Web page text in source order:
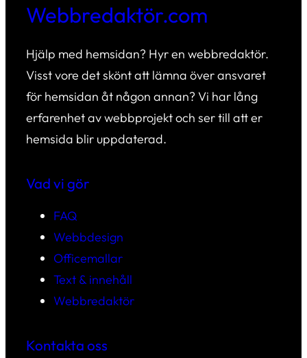
Webbredaktör.com
Hjälp med hemsidan? Hyr en webbredaktör.
Visst vore det skönt att lämna över ansvaret
för hemsidan åt någon annan? Vi har lång
erfarenhet av webbprojekt och ser till att er
hemsida blir uppdaterad.
Vad vi gör
FAQ
Webbdesign
Officemallar
Text & innehåll
Webbredaktör
Kontakta oss